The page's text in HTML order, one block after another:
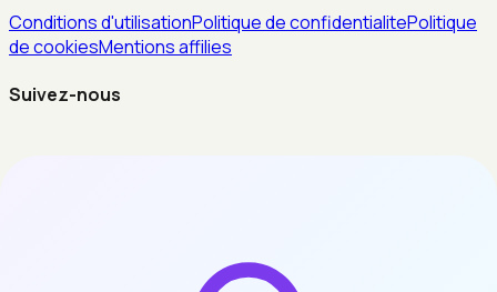
Conditions d'utilisationPolitique de confidentialitePolitique
de cookiesMentions affilies
Suivez-nous